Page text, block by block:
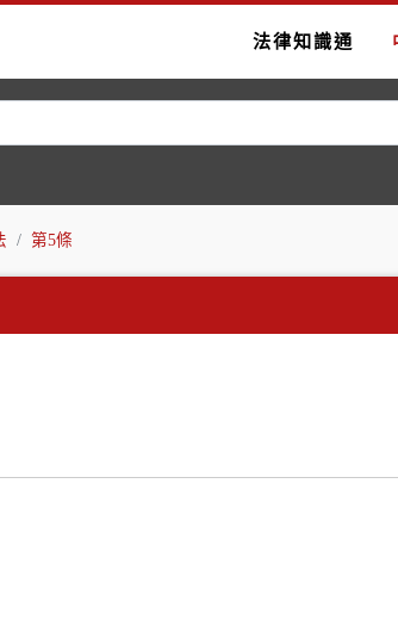
法律知識通
第5條